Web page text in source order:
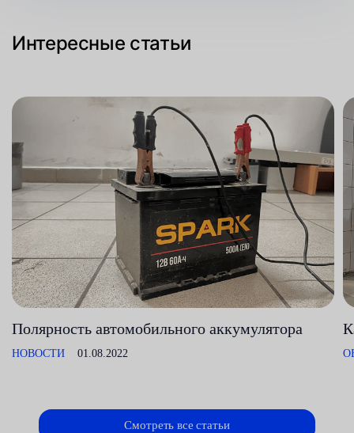
Интересные статьи
Полярность автомобильного аккумулятора
НОВОСТИ 01.08.2022
Смотреть все статьи